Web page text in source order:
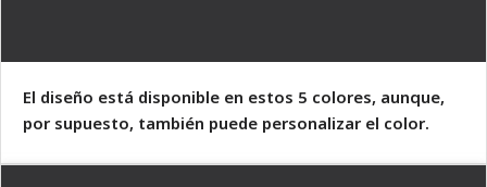
El diseño está disponible en estos 5 colores, aunque,
por supuesto, también puede personalizar el color.